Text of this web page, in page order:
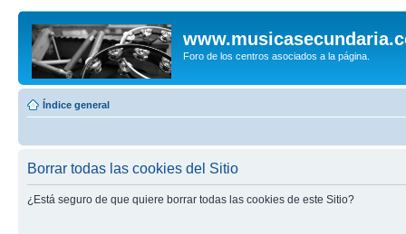
Foro de los centros asociados a la página.
Índice general
Borrar todas las cookies del Sitio
¿Está seguro de que quiere borrar todas las cookies de este Sitio?